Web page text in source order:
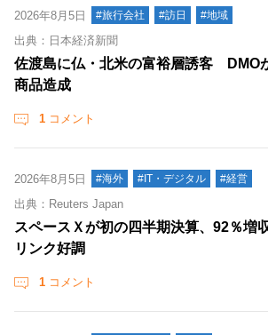
2026年8月5日 #旅行会社 #訪日 #地域
出典：日本経済新聞
佐渡島に仏・北米の富裕層誘客 DMO
商品造成
1 コメント
2026年8月5日 #海外 #IT・デジタル #経営
出典：Reuters Japan
スペースＸが初の四半期決算、92％
リンク好調
1 コメント